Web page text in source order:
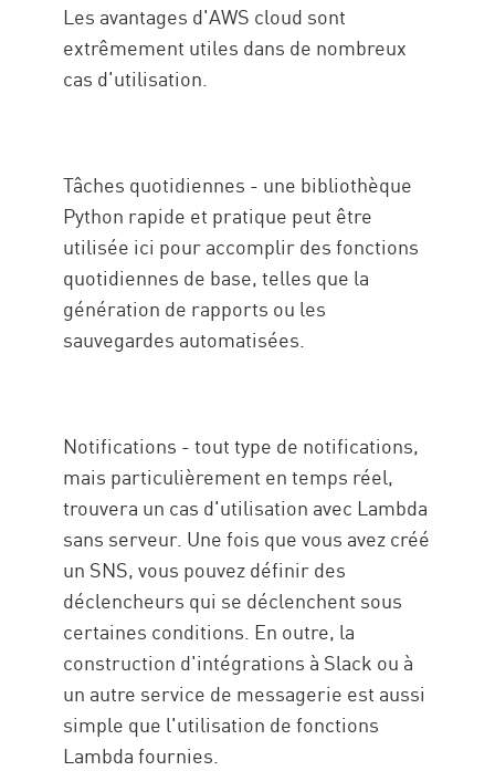
Les avantages d'AWS cloud sont
extrêmement utiles dans de nombreux
cas d'utilisation.
Tâches quotidiennes - une bibliothèque
Python rapide et pratique peut être
utilisée ici pour accomplir des fonctions
quotidiennes de base, telles que la
génération de rapports ou les
sauvegardes automatisées.
Notifications - tout type de notifications,
mais particulièrement en temps réel,
trouvera un cas d'utilisation avec Lambda
sans serveur. Une fois que vous avez créé
un SNS, vous pouvez définir des
déclencheurs qui se déclenchent sous
certaines conditions. En outre, la
construction d'intégrations à Slack ou à
un autre service de messagerie est aussi
simple que l'utilisation de fonctions
Lambda fournies.